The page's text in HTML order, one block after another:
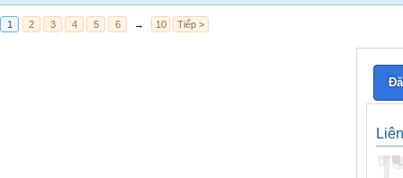
1 2 3 4 5 6 → 10 Tiếp >